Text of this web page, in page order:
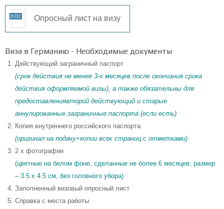
Опросный лист на визу
Виза в Германию - Необходимые документы
Действующий заграничный паспорт
(срок действия не менее 3-х месяцев после окончания срока
действия оформляемой визы), а также обязательны для
предоставлениявторой действующий и старые
аннулированные заграничные паспорта (если есть)
Копия внутреннего российского паспорта
(оригинал на подачу+копии всех страниц с отметками)
2 x фотографии
(цветные на белом фоне, сделанные не более 6 месяцев, размер
– 3.5 x 4.5 см, без головного убора)
Заполненный визовый опросный лист
Справка с места работы